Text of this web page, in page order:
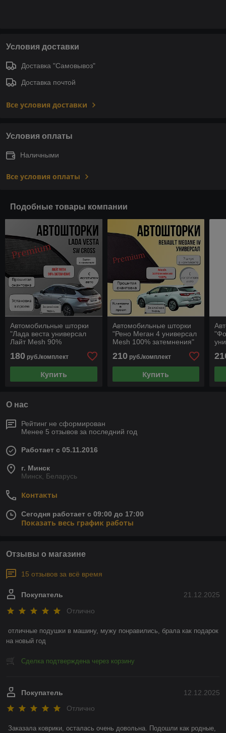
Условия доставки
Доставка "Самовывоз"
Доставка почтой
Все условия доставки
Условия оплаты
Наличными
Все условия оплаты
Подобные товары компании
Автомобильные шторки
"Лада веста универсал
Лайт Mesh 90%
180 руб./комплект
Купить
Автомобильные шторки
"Рено Меган 4 универсал
Mesh 100% затемнения"
210руб./комплект
Купить
О нас
Рейтинг не сформирован
Менее 5 отзывов за последний год
Работает с 05.11.2016
г. Минск
Минск, Беларусь
Контакты
Сегодня работает с 09:00 до 17:00
Показать весь график работы
Отзывы о магазине
15 отзывов за всё время
21.12.2025
Покупатель
Отлично
отличные подушки в машину, мужу понравились, брала как подарок
на новый год
Сделка подтверждена через корзину
12.12.2025
Покупатель
Отлично
Заказала коврики, осталась очень довольна. Подошли как родные,